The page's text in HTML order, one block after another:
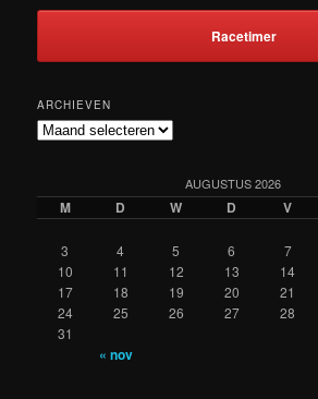
Racetimer
ARCHIEVEN
Archieven
AUGUSTUS 2026
M D W D V
3
4 5 6 7
10
11 12 13 14
17
18 19 20 21
24
25 26 27 28
31
« nov